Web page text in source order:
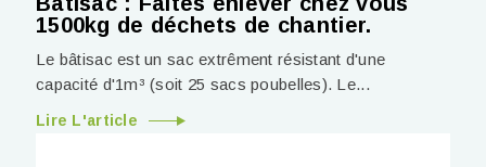
1500kg de déchets de chantier.
Le bâtisac est un sac extrêment résistant d'une
capacité d'1m³ (soit 25 sacs poubelles). Le...
Lire L'article